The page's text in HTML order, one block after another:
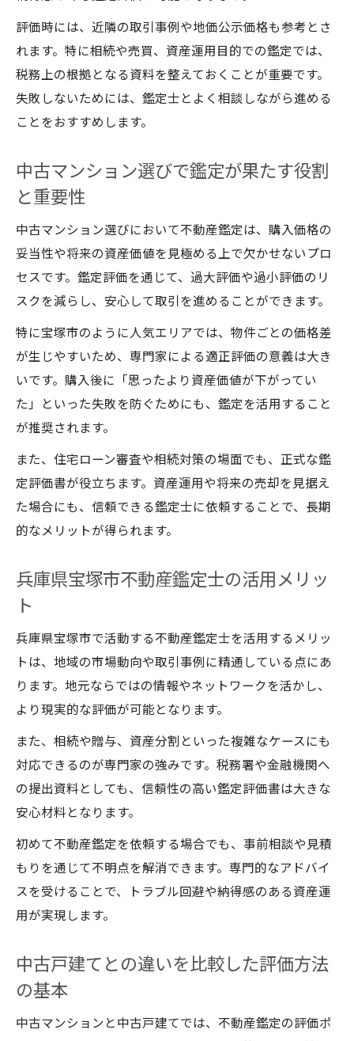
分析
兵庫県宝塚市における適正価格の見極め術
中古戸建ての価格評価とその判断基準
兵庫県内の不動産鑑定士による価格事例解
空き家活用を成功させる不動産評価の極意
宝塚市の空き家活用に重要な鑑定評価の視
中古戸建て空き家の資産価値を高める方法
不動産鑑定士による空き家活用の成功事例
兵庫県宝塚市で空き家を有効活用する評価
ポイント
評価時には、近隣の取引事例や地価公示価格も参考とさ
れます。特に相続や売買、資産運用目的での鑑定では、
税務上の根拠となる資料を整えておくことが重要です。
失敗しないためには、鑑定士とよく相談しながら進める
ことをおすすめします。
中古マンション選びで鑑定が果たす役割
と重要性
中古マンション選びにおいて不動産鑑定は、購入価格の
妥当性や将来の資産価値を見極める上で欠かせないプロ
セスです。鑑定評価を通じて、過大評価や過小評価のリ
スクを減らし、安心して取引を進めることができます。
特に宝塚市のように人気エリアでは、物件ごとの価格差
が生じやすいため、専門家による適正評価の意義は大き
いです。購入後に「思ったより資産価値が下がってい
た」といった失敗を防ぐためにも、鑑定を活用すること
が推奨されます。
また、住宅ローン審査や相続対策の場面でも、正式な鑑
定評価書が役立ちます。資産運用や将来の売却を見据え
た場合にも、信頼できる鑑定士に依頼することで、長期
的なメリットが得られます。
兵庫県宝塚市不動産鑑定士の活用メリッ
ト
兵庫県宝塚市で活動する不動産鑑定士を活用するメリッ
トは、地域の市場動向や取引事例に精通している点にあ
ります。地元ならではの情報やネットワークを活かし、
より現実的な評価が可能となります。
また、相続や贈与、資産分割といった複雑なケースにも
対応できるのが専門家の強みです。税務署や金融機関へ
の提出資料としても、信頼性の高い鑑定評価書は大きな
安心材料となります。
初めて不動産鑑定を依頼する場合でも、事前相談や見積
もりを通じて不明点を解消できます。専門的なアドバイ
スを受けることで、トラブル回避や納得感のある資産運
用が実現します。
中古戸建てとの違いを比較した評価方法
の基本
中古マンションと中古戸建てでは、不動産鑑定の評価ポ